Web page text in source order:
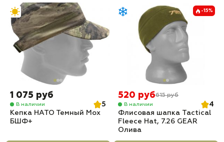
1 075 руб
В наличии
5
Кепка НАТО Темный Мох
БШФ+
-15%
520 руб615 руб
В наличии
4
Флисовая шапка Tactical
Fleece Hat, 7.26 GEAR
Олива